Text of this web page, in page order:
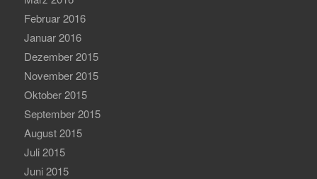
Februar 2016
Januar 2016
Dezember 2015
November 2015
Oktober 2015
September 2015
August 2015
Juli 2015
Juni 2015